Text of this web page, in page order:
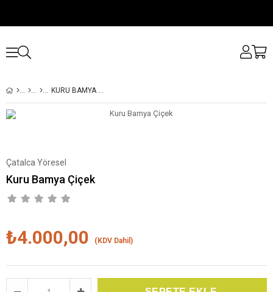
KURU BAMYA ÇIÇEK
Çatalca Yöresel
Kuru Bamya Çiçek
₺4.000,00 (KDV Dahil)